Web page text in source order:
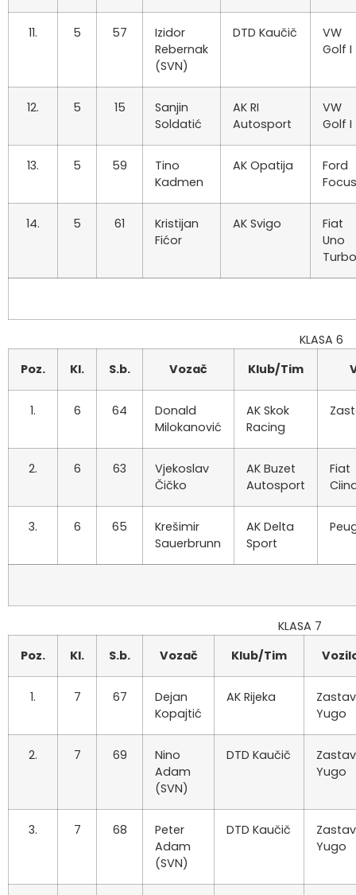
11. 5 57
Izidor
Rebernak
(SVN)
DTD Kaučič
VW
Golf I
12. 5 15
Sanjin
Soldatić
AK RI
Autosport
VW
Golf I
13. 5 59
Tino
Kadmen
AK Opatija
Ford
Focus
14. 5 61
Kristijan
Fićor
AK Svigo
Fiat
Uno
Turbo
KLASA 6
Poz.
Kl. S.b. Vozač Klub/Tim
1. 6 64
Donald
Milokanović
AK Skok
Racing
2. 6 63
Vjekoslav
Čičko
AK Buzet
Autosport
Fiat
3. 6 65
Krešimir
Sauerbrunn
AK Delta
Sport
KLASA 7
Poz.
Kl. S.b. Vozač Klub/Tim
1. 7 67
Dejan
Kopajtić
AK Rijeka
Yugo
2. 7 69
Nino
Adam
(SVN)
DTD Kaučič
Yugo
3. 7 68
Peter
Adam
(SVN)
DTD Kaučič
Yugo